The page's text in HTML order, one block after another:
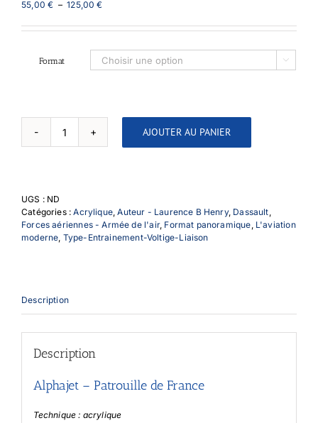
55,00€ – 125,00€Plage
prix :
à
125,00 €
Format 
quantité
de
AJOUTER AU PANIER
UGS : ND
Catégories :Acrylique,Auteur - Laurence B Henry, Dassault,
Forces aériennes - Armée de l'air, Format panoramique, L'aviation
moderne, Type-Entrainement-Voltige-Liaison
Description
Description
Alphajet – Patrouille de France
Technique : acrylique